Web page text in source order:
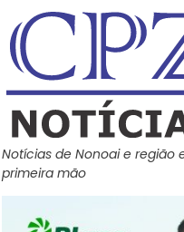
Notícias de Nonoai e região
primeira mão